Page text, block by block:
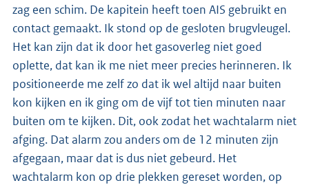
zag een schim. De kapitein heeft toen AIS gebruikt en
contact gemaakt. Ik stond op de gesloten brugvleugel.
Het kan zijn dat ik door het gasoverleg niet goed
oplette, dat kan ik me niet meer precies herinneren. Ik
positioneerde me zelf zo dat ik wel altijd naar buiten
kon kijken en ik ging om de vijf tot tien minuten naar
buiten om te kijken. Dit, ook zodat het wachtalarm niet
afging. Dat alarm zou anders om de 12 minuten zijn
afgegaan, maar dat is dus niet gebeurd. Het
wachtalarm kon op drie plekken gereset worden, op